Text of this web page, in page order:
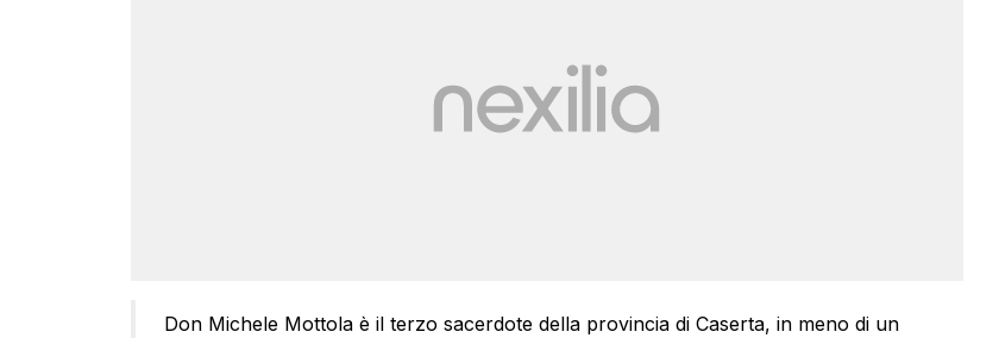
Don Michele Mottola è il terzo sacerdote della provincia di Caserta, in meno di un